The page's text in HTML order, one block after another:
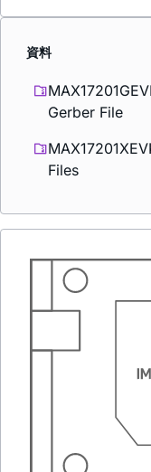
資料
Gerber File
Files